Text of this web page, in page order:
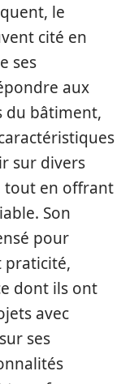
le
cité en
ses
aux
du bâtiment,
sur divers
tout en offrant
Son
pour
praticité,
dont ils ont
avec
ses